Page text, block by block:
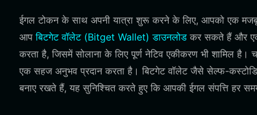
ईगल टोकन के साथ अपनी यात्रा शुरू करने के लिए, आपको एक
आपबिटगेट वॉलेट (Bitget Wallet) डाउनलोड कर सकते हैं और एक
करता है, जिसमें सोलाना के लिए पूर्ण नेटिव एकीकरण भी शामिल
एक सहज अनुभव प्रदान करता है। बिटगेट वॉलेट जैसे सेल्फ-
बनाए रखते हैं, यह सुनिश्चित करते हुए कि आपकी ईगल संपत्ति हर